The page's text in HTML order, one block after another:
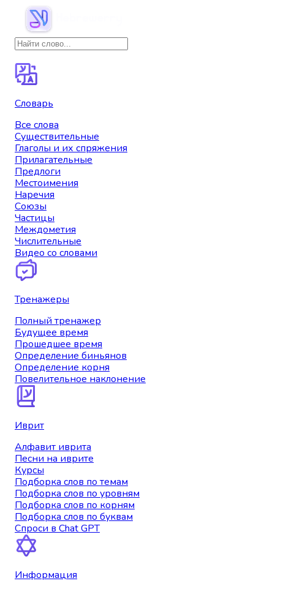
Словарь
Все слова
Существительные
Глаголы и их спряжения
Прилагательные
Предлоги
Местоимения
Наречия
Союзы
Частицы
Междометия
Числительные
Видео со словами
Тренажеры
Полный тренажер
Будущее время
Прошедшее время
Определение биньянов
Определение корня
Повелительное наклонение
Иврит
Алфавит иврита
Песни на иврите
Курсы
Подборка слов по темам
Подборка слов по уровням
Подборка слов по корням
Подборка слов по буквам
Спроси в Chat GPT
Информация